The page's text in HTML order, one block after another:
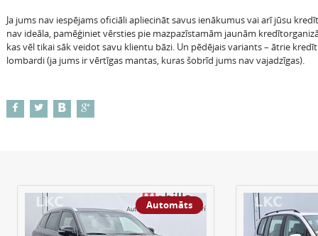
Ja jums nav iespējams oficiāli apliecināt savus ienākumus vai arī jūsu
nav ideāla, pamēģiniet vērsties pie mazpazīstamām jaunām
kas vēl tikai sāk veidot savu klientu bāzi. Un pēdējais variants – ātrie
lombardi (ja jums ir vērtīgas mantas, kuras šobrīd jums nav vajadzīgas).
Automāts